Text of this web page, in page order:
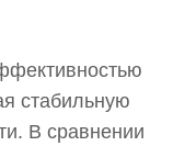
стабильную
В сравнении